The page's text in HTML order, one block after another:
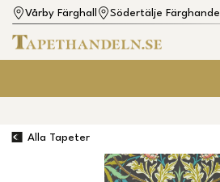
Vårby Färghall Södertälje Färghandel
Alla Tapeter